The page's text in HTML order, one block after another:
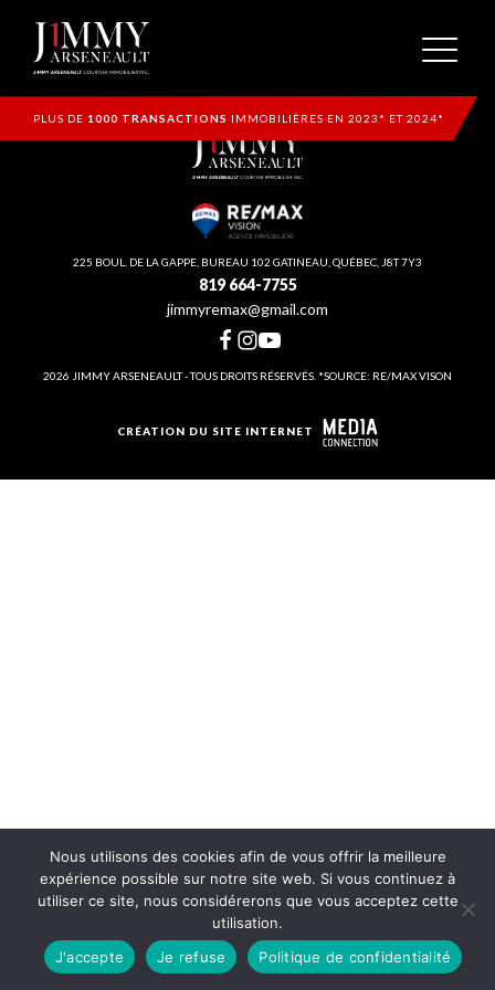
PLUS DE 1000 TRANSACTIONS IMMOBILIÈRES EN 2023* ET 2024*
225 BOUL. DE LA GAPPE, BUREAU 102 GATINEAU, QUÉBEC, J8T 7Y3
819 664-7755
jimmyremax@gmail.com
2026 JIMMY ARSENEAULT - TOUS DROITS RÉSERVÉS. *SOURCE: RE/MAX VISON
CRÉATION DU SITE INTERNET
Nous utilisons des cookies afin de vous offrir la meilleure
expérience possible sur notre site web. Si vous continuez à
utiliser ce site, nous considérerons que vous acceptez cette
utilisation.
J'accepte
Je refuse Politique de confidentialité